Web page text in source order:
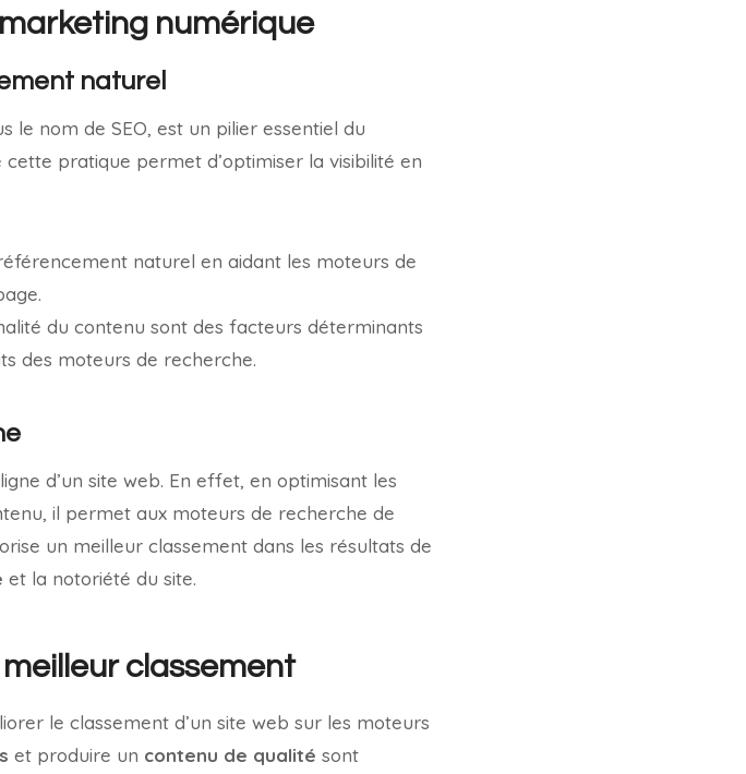
marketing numérique
naturel
nom de SEO, est un pilier essentiel du
pratique permet d’optimiser la visibilité en
naturel en aidant les moteurs de
du contenu sont des facteurs déterminants
des moteurs de recherche.
d’un site web. En effet, en optimisant les
il permet aux moteurs de recherche de
un meilleur classement dans les résultats de
et la notoriété du site.
classement
le classement d’un site web sur les moteurs
et produire un contenu de qualité sont